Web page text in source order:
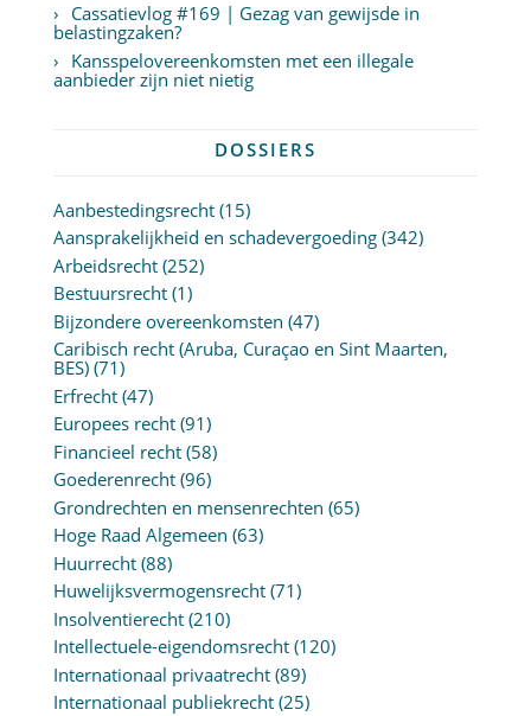
Cassatievlog #169 | Gezag van gewijsde in
belastingzaken?
Kansspelovereenkomsten met een illegale
aanbieder zijn niet nietig
DOSSIERS
Aanbestedingsrecht(15)
Aansprakelijkheid en schadevergoeding(342)
Arbeidsrecht(252)
Bestuursrecht(1)
Bijzondere overeenkomsten (47)
Caribisch recht (Aruba, Curaçao en Sint Maarten,
BES)(71)
Erfrecht(47)
Europees recht(91)
Financieel recht(58)
Goederenrecht(96)
Grondrechten en mensenrechten (65)
Hoge Raad Algemeen (63)
Huurrecht(88)
Huwelijksvermogensrecht(71)
Insolventierecht(210)
Intellectuele-eigendomsrecht(120)
Internationaal privaatrecht(89)
Internationaal publiekrecht(25)